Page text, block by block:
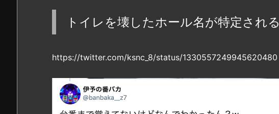
トイレを壊したホール名が特定される
https://twitter.com/ksnc_8/status/1330557249945620480